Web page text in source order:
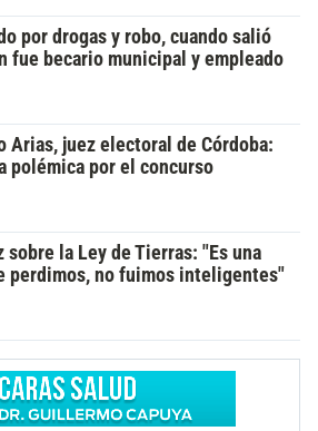
por drogas y robo, cuando salió
fue becario municipal y empleado
Arias, juez electoral de Córdoba:
polémica por el concurso
sobre la Ley de Tierras: "Es una
perdimos, no fuimos inteligentes"